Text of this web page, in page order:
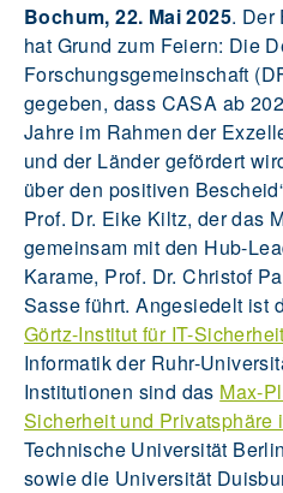
Bochum, 22. Mai 2025. Der
hat Grund zum Feiern: Die
Forschungsgemeinschaft
gegeben, dass CASA ab
Jahre im Rahmen der
und der Länder gefördert
über den positiven
Prof. Dr. Eike Kiltz, der das
gemeinsam mit den Hub-
Karame, Prof. Dr. Christof
Sasse führt. Angesiedelt ist
Görtz-Institut für IT-
Informatik der Ruhr-
Institutionen sind das Max-
Sicherheit und Privatsphäre
Technische Universität
sowie die Universität